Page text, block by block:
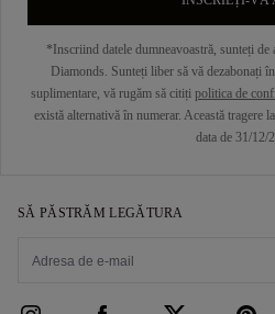
*Inscriind datele dumneavoastră, sunteți
Diamonds. Sunteți liber să vă dezabonați
suplimentare, vă rugăm să citiți politica de
există alternativă în numerar. Această
data de 31/12/
SĂ PĂSTRĂM LEGĂTURA